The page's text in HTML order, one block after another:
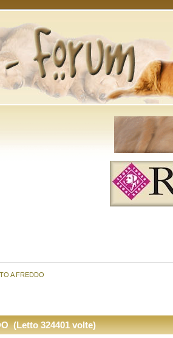
A FREDDO
(Letto 324401 volte)